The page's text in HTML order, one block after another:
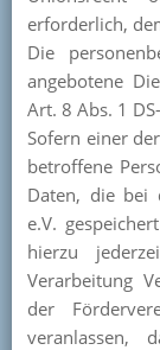
erforderlich,
Die
angebotene
Art. 8 Abs. 1
Sofern einer
betroffene
Daten, die bei
e.V.
hierzu
Verarbeitung
der
veranlassen,